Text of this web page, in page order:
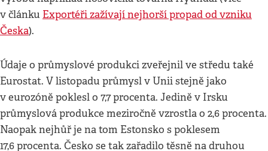
v článku Exportéři zažívají nejhorší propad od vzniku
Česka).
Údaje o průmyslové produkci zveřejnil ve středu také
Eurostat. V listopadu průmysl v Unii stejně jako
v eurozóně poklesl o 7,7 procenta. Jedině v Irsku
průmyslová produkce meziročně vzrostla o 2,6 procenta.
Naopak nejhůř je na tom Estonsko s poklesem
17,6 procenta. Česko se tak zařadilo těsně na druhou